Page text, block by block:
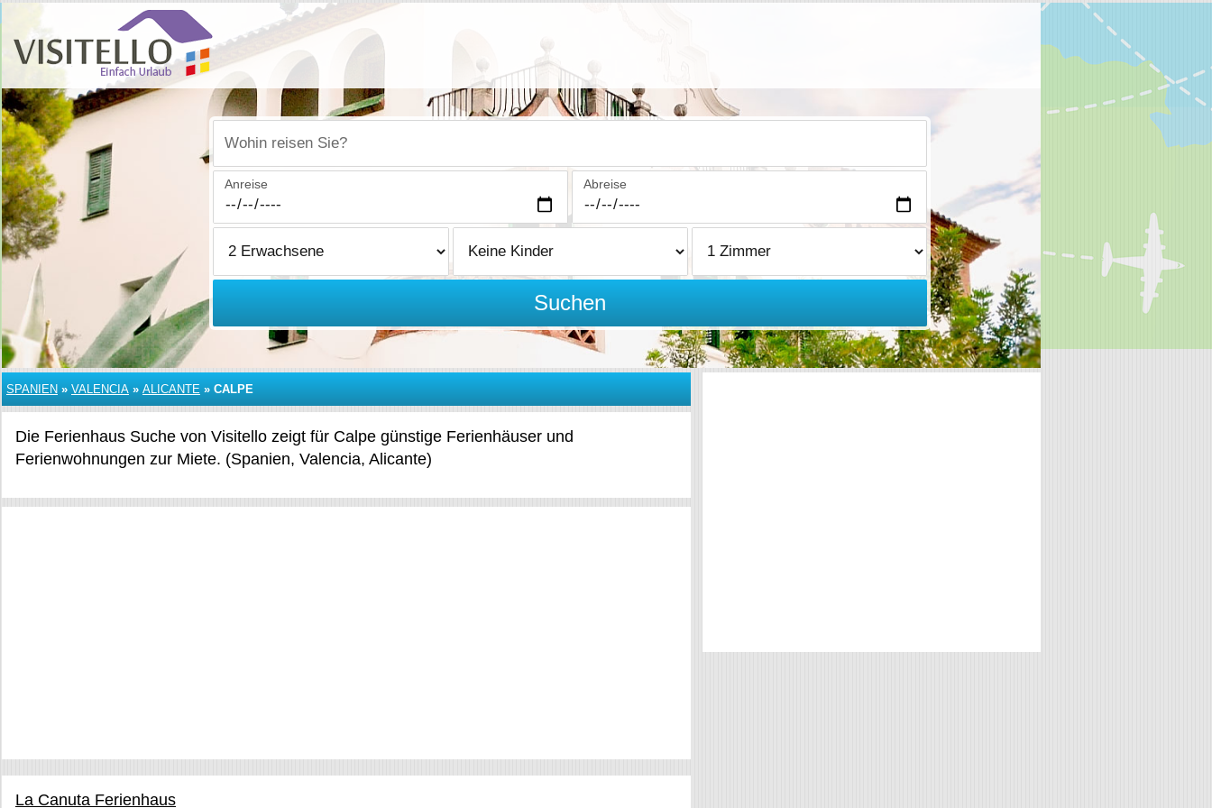
Wohin reisen Sie?
Anreise Abreise
Suchen
SPANIEN » VALENCIA » ALICANTE » CALPE
Die Ferienhaus Suche von Visitello zeigt für Calpe günstige Ferienhäuser und
Ferienwohnungen zur Miete. (Spanien, Valencia, Alicante)
La Canuta Ferienhaus